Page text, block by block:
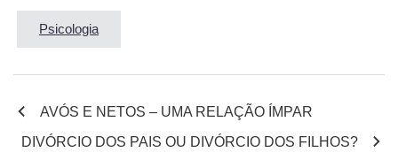
Psicologia
AVÓS E NETOS – UMA RELAÇÃO ÍMPAR
DIVÓRCIO DOS PAIS OU DIVÓRCIO DOS FILHOS?